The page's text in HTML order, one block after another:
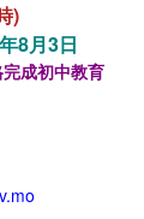
)
8月3日
成初中教育